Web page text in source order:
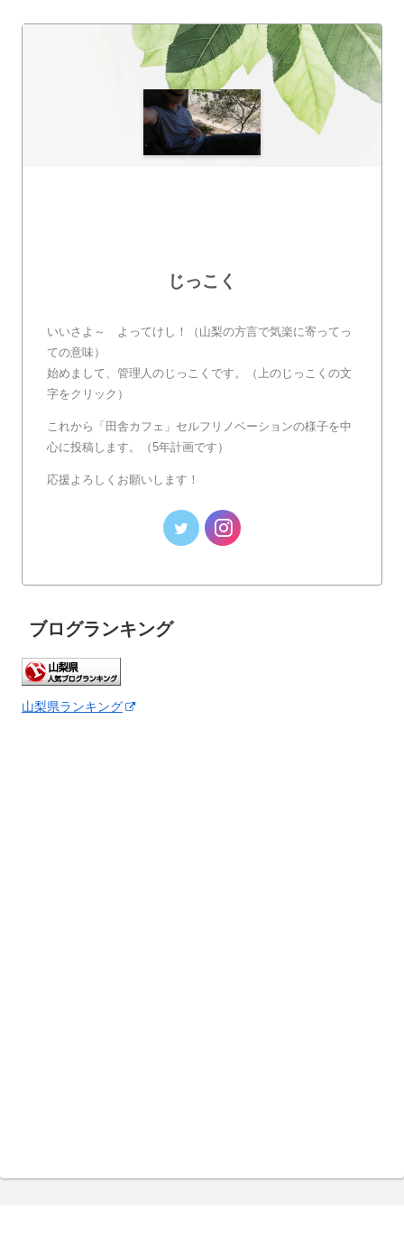
じっこく
いいさよ～ よってけし！（山梨の方言で気楽に寄ってっ
ての意味）
始めまして、管理人のじっこくです。（上のじっこくの文
字をクリック）
これから「田舎カフェ」セルフリノベーションの様子を中
心に投稿します。（5年計画です）
応援よろしくお願いします！
ブログランキング
山梨県ランキング